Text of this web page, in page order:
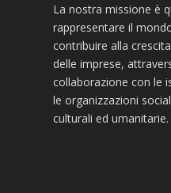
La nostra missione è
rappresentare il
contribuire alla
delle imprese,
collaborazione con le
le organizzazioni
culturali ed umanitarie.